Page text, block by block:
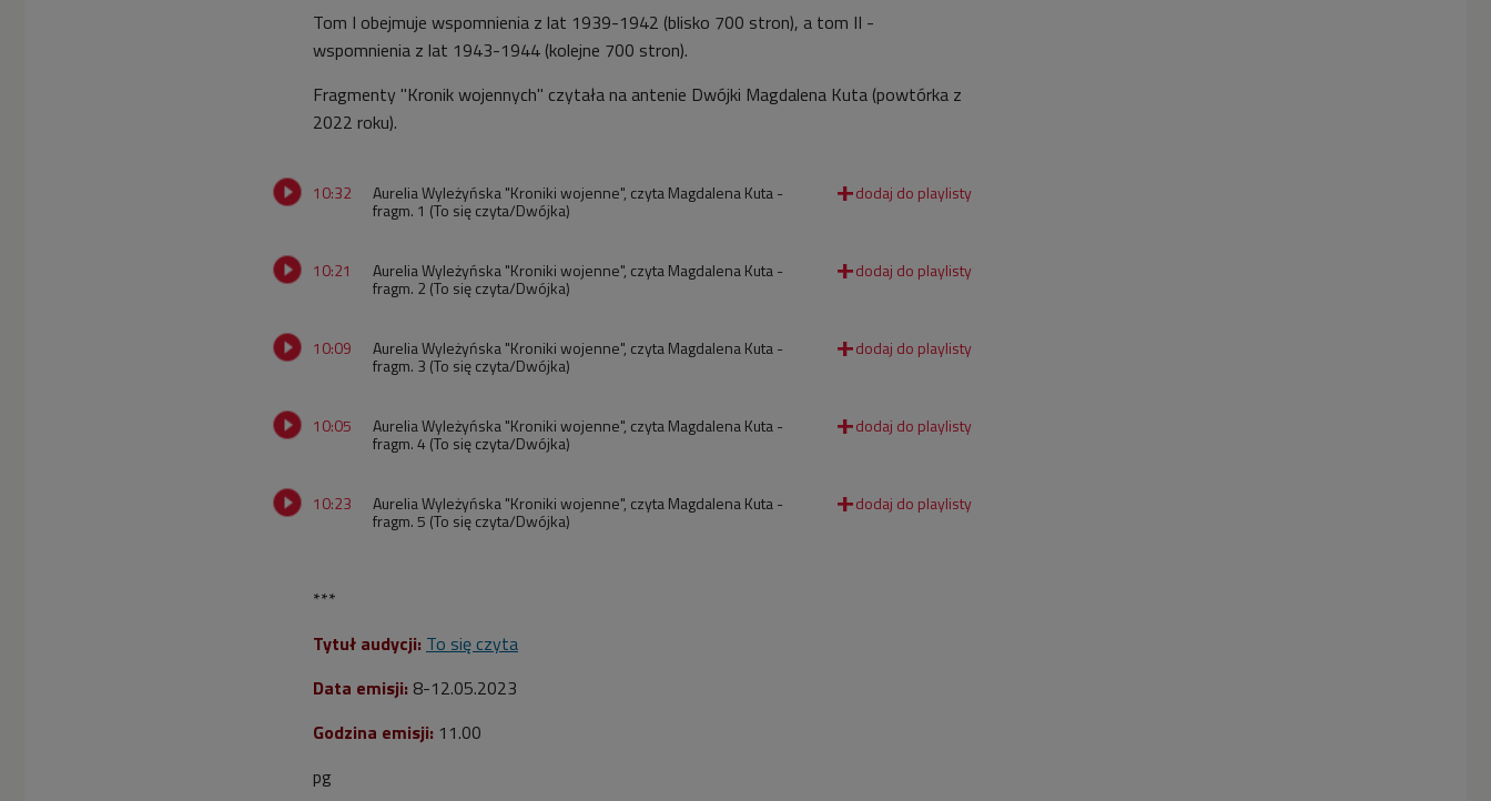
Tom I obejmuje wspomnienia z lat 1939-1942 (blisko 700 stron), a tom II -
wspomnienia z lat 1943-1944 (kolejne 700 stron).
Fragmenty "Kronik wojennych" czytała na antenie Dwójki Magdalena Kuta (powtórka z
2022 roku).
10:32 Aurelia Wyleżyńska "Kroniki wojenne", czyta Magdalena Kuta -
fragm. 1 (To się czyta/Dwójka)
10:21 Aurelia Wyleżyńska "Kroniki wojenne", czyta Magdalena Kuta -
fragm. 2 (To się czyta/Dwójka)
10:09 Aurelia Wyleżyńska "Kroniki wojenne", czyta Magdalena Kuta -
fragm. 3 (To się czyta/Dwójka)
10:05 Aurelia Wyleżyńska "Kroniki wojenne", czyta Magdalena Kuta -
fragm. 4 (To się czyta/Dwójka)
10:23 Aurelia Wyleżyńska "Kroniki wojenne", czyta Magdalena Kuta -
fragm. 5 (To się czyta/Dwójka)
***
Tytuł audycji: To się czyta
Data emisji: 8-12.05.2023
Godzina emisji: 11.00
pg